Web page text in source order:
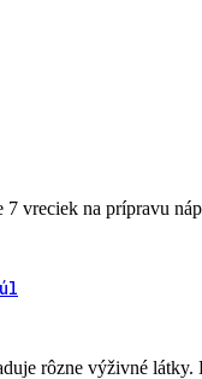
vreciek na prípravu
rôzne výživné